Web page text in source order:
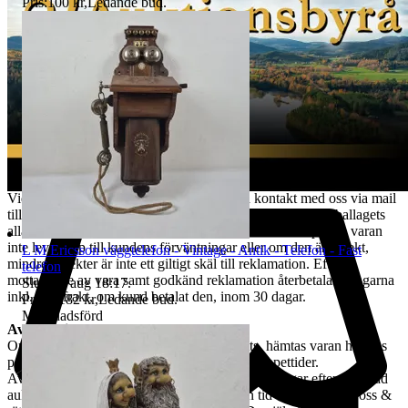
hantera alla returer så snabbt som möjligt. Efter att kundens retur
hanterats återbetalas pengarna för den köpta varan. Ångerrätten
avser ej det externa köpet av leverans av objektet då
konsumenten/köparen uttryckligen har samtyckt till att tjänsten
börjar utföras och gått med på att det inte finns någon ångerrätt när
tjänsten har fullgjorts. Om misstanke att ångerrätt missbrukas, tex
används för att ej behöva stå fast vid bud och därmed påverka
budgivningsprocessen, förbehåller sig vi oss rätten att stänga av
kundens konto för vidare budgivning hos oss.
REKLAMATION
Vid Reklamation ska kunden omgående ta kontakt med oss via mail
till tradera@jabab.se samt bifoga bilder på varan samt emballagets
alla sidor och packmateriel. Notera att det är skillnad på om varan
inte lever upp till kundens förväntningar eller om den är defekt,
mindre defekter är inte ett giltigt skäl till reklamation. Efter
mottagande av vara samt godkänd reklamation återbetalas pengarna
inkl. returfrakt, om kund betalat den, inom 30 dagar.
Avhämtning
Om ingen annan avhämtningsadress angetts, hämtas varan hos oss
på Tjalmargatan 4B i Östersund under våra öppettider.
Avhämtning av vunna varor skall ske inom 10 dagar efter avslutad
auktion. Om varan ej hämtas inom angiven tid tillfaller varan oss &
L M Ericsson väggtelefon - Vintage - Antik - Telefon - Fast
telefon
Sluttid
9 aug 18:17.
Pris:
1 182 kr,Ledande bud.
Marknadsförd